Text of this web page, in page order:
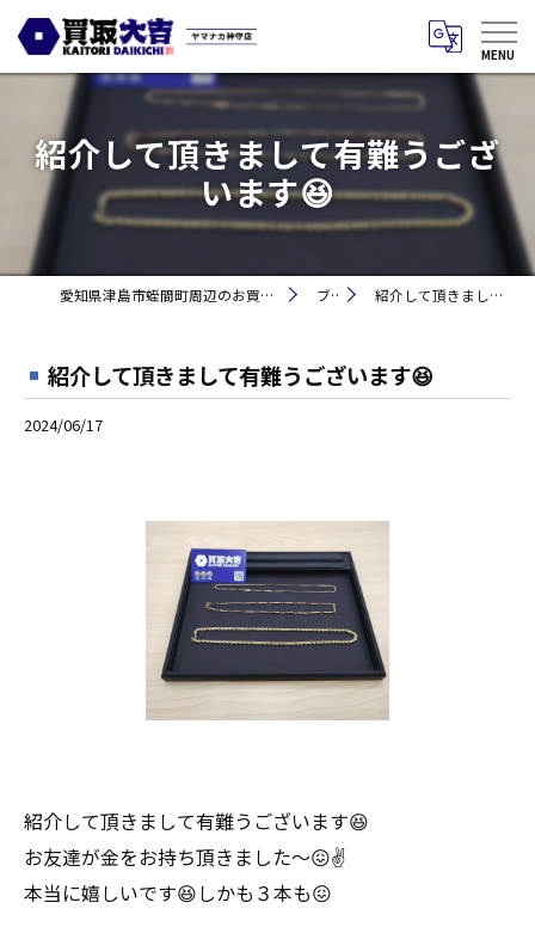
紹介して頂きまして有難うござ
います😆
愛知県津島市蛭間町周辺のお買取りなら買取大吉 ヤマナカ神守店 ブログ 紹介して頂きまして有難うございます😆
紹介して頂きまして有難うございます😆
2024/06/17
紹介して頂きまして有難うございます😆
お友達が金をお持ち頂きました〜😖✌
本当に嬉しいです😆しかも３本も😖